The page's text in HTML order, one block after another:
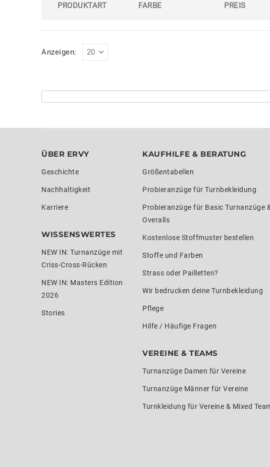
PRODUKTART FARBE PREIS
Anzeigen:
ÜBER ERVY
Geschichte
Nachhaltigkeit
Karriere
WISSENSWERTES
NEW IN: Turnanzüge mit
Criss-Cross-Rücken
NEW IN: Masters Edition
2026
Stories
KAUFHILFE & BERATUNG
Größentabellen
Probieranzüge für Turnbekleidung
Probieranzüge für Basic Turnanzüge
Overalls
Kostenlose Stoffmuster bestellen
Stoffe und Farben
Strass oder Pailletten?
Wir bedrucken deine Turnbekleidung
Pflege
Hilfe / Häufige Fragen
VEREINE & TEAMS
Turnanzüge Damen für Vereine
Turnanzüge Männer für Vereine
Turnkleidung für Vereine & Mixed